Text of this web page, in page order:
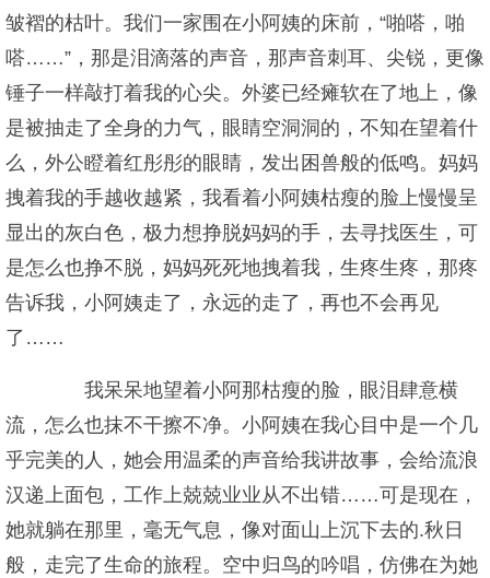
皱褶的枯叶。我们一家围在小阿姨的床前，“啪嗒，啪
嗒……”，那是泪滴落的声音，那声音刺耳、尖锐，更像
锤子一样敲打着我的心尖。外婆已经瘫软在了地上，像
是被抽走了全身的力气，眼睛空洞洞的，不知在望着什
么，外公瞪着红彤彤的眼睛，发出困兽般的低鸣。妈妈
拽着我的手越收越紧，我看着小阿姨枯瘦的脸上慢慢呈
显出的灰白色，极力想挣脱妈妈的手，去寻找医生，可
是怎么也挣不脱，妈妈死死地拽着我，生疼生疼，那疼
告诉我，小阿姨走了，永远的走了，再也不会再见
了……
我呆呆地望着小阿那枯瘦的脸，眼泪肆意横
流，怎么也抹不干擦不净。小阿姨在我心目中是一个几
乎完美的人，她会用温柔的声音给我讲故事，会给流浪
汉递上面包，工作上兢兢业业从不出错……可是现在，
她就躺在那里，毫无气息，像对面山上沉下去的.秋日
般，走完了生命的旅程。空中归鸟的吟唱，仿佛在为她